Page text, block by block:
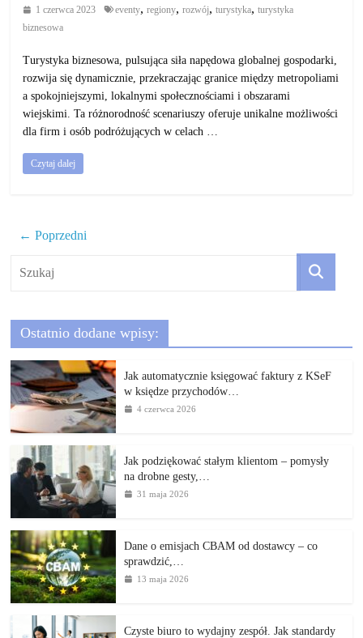
1 czerwca 2023 eventy, regiony, rozwój, turystyka, turystyka
biznesowa
Turystyka biznesowa, pulsująca siła napędowa globalnej gospodarki,
rozwija się dynamicznie, przekraczając granice między metropoliami
a spokojniejszymi, lokalnymi społecznościami i obszarami
wiejskimi. Ta różnorodność scenariuszy oferuje unikalne możliwości
dla firm i osób podróżujących w celach …
Czytaj dalej
← Poprzedni
Ostatnio dodane wpisy:
Jak automatycznie księgować faktury z KSeF
w księdze przychodów…
4 czerwca 2026
Jak podziękować stałym klientom – pomysły
na drobne gesty,…
31 maja 2026
Dane o emisjach CBAM od dostawcy – co
sprawdzić,…
13 maja 2026
Czyste biuro to wydajny zespół. Jak standardy